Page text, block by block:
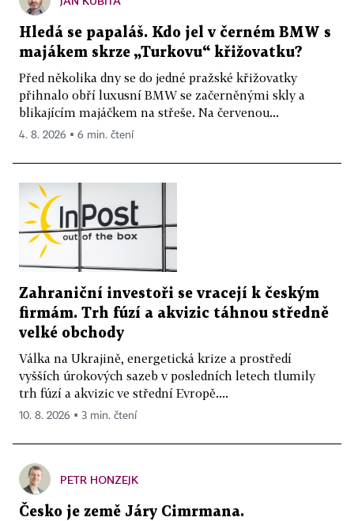
Hledá se papaláš. Kdo jel v černém BMW s
majákem skrze „Turkovu“ křižovatku?
Před několika dny se do jedné pražské křižovatky
přihnalo obří luxusní BMW se začerněnými skly a
blikajícím majáčkem na střeše. Na červenou...
4. 8. 2026 ▪ 6 min. čtení
Zahraniční investoři se vracejí k českým
firmám. Trh fúzí a akvizic táhnou středně
velké obchody
Válka na Ukrajině, energetická krize a prostředí
vyšších úrokových sazeb v posledních letech tlumily
trh fúzí a akvizic ve střední Evropě....
10. 8. 2026 ▪ 3 min. čtení
PETR HONZEJK
Česko je země Járy Cimrmana.